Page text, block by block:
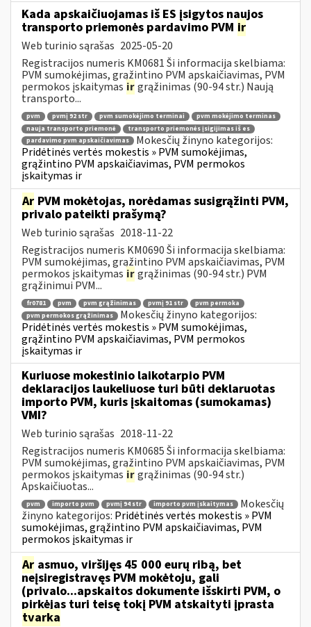
Kada apskaičiuojamas iš ES įsigytos naujos
transporto priemonės pardavimo PVM ir
Web turinio sąrašas 2025-05-20
Registracijos numeris KM0681 Ši informacija skelbiama:
PVM sumokėjimas, grąžintino PVM apskaičiavimas, PVM
permokos įskaitymas irgrąžinimas (90-94 str.) Naują
transporto...
pvm pvmį 92 str pvm sumokėjimo terminai
pvm mokėjimo terminas
nauja transporto priemonė
transporto priemonės įsigijimas iš es
pardavimo pvm apskaičiavimas
Mokesčių žinyno kategorijos:
Pridėtinės vertės mokestis » PVM sumokėjimas,
grąžintino PVM apskaičiavimas, PVM permokos
įskaitymas ir
Ar PVM mokėtojas, norėdamas susigrąžinti PVM,
privalo pateikti prašymą?
Web turinio sąrašas 2018-11-22
Registracijos numeris KM0690 Ši informacija skelbiama:
PVM sumokėjimas, grąžintino PVM apskaičiavimas, PVM
permokos įskaitymas irgrąžinimas (90-94 str.) PVM
grąžinimui PVM...
fr0781 pvm pvm grąžinimas pvmį 91 str
pvm permoka
pvm permokos grąžinimas
Mokesčių žinyno kategorijos:
Pridėtinės vertės mokestis » PVM sumokėjimas,
grąžintino PVM apskaičiavimas, PVM permokos
įskaitymas ir
Kuriuose mokestinio laikotarpio PVM
deklaracijos laukeliuose turi būti deklaruotas
importo PVM, kuris įskaitomas (sumokamas)
VMI?
Web turinio sąrašas 2018-11-22
Registracijos numeris KM0685 Ši informacija skelbiama:
PVM sumokėjimas, grąžintino PVM apskaičiavimas, PVM
permokos įskaitymas irgrąžinimas (90-94 str.)
Apskaičiuotas...
pvm importo pvm pvmį 94 str importo pvm įskaitymas
Mokesčių
žinyno kategorijos: Pridėtinės vertės mokestis » PVM
sumokėjimas, grąžintino PVM apskaičiavimas, PVM
permokos įskaitymas ir
Ar asmuo, viršijęs 45 000 eurų ribą, bet
neįsiregistravęs PVM mokėtoju, gali
(privalo...apskaitos dokumente išskirti PVM, o
pirkėjas turi teisę tokį PVM atskaityti įprasta
tvarka